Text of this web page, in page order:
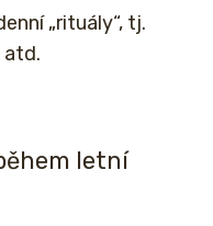
„rituály“, tj.
atd.
letní